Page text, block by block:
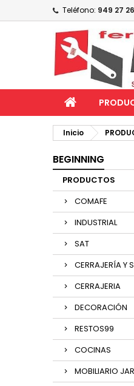
Teléfono: 949 27
Inicio
BEGINNING
PRODUCTOS
COMAFE
INDUSTRIAL
SAT
CERRAJERÍA Y
CERRAJERIA
DECORACIÓN
RESTOS99
COCINAS
MOBILIARIO